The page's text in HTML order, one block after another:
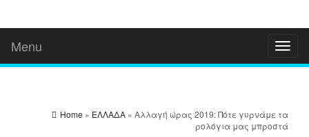
Menu
Home » ΕΛΛΑΔΑ » Αλλαγή ώρας 2019: Πότε γυρνάμε τα
ρολόγια μας μπροστά